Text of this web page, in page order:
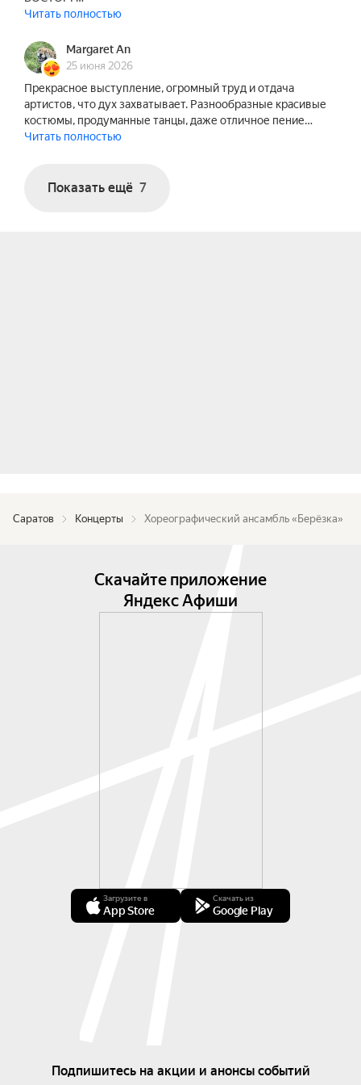
Читать полностью
Margaret An
25 июня 2026
Прекрасное выступление, огромный труд и отдача
артистов, что дух захватывает. Разнообразные красивые
костюмы, продуманные танцы, даже отличное пение…
Читать полностью
Показать ещё 7
Саратов Концерты Хореографический ансамбль «Берёзка»
Скачайте приложение
Яндекс Афиши
Загрузите в
App Store
Скачать из
Google Play
Подпишитесь на акции и анонсы событий